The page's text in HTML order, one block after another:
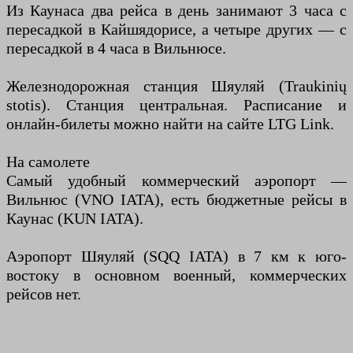
Из Каунаса два рейса в день занимают 3 часа с
пересадкой в Кайшядорисе, а четыре других — с
пересадкой в 4 часа в Вильнюсе.
Железнодорожная станция Шяуляй (Traukinių
stotis). Станция центральная. Расписание и
онлайн-билеты можно найти на сайте LTG Link.
На самолете
Самый удобный коммерческий аэропорт —
Вильнюс (VNO IATA), есть бюджетные рейсы в
Каунас (KUN IATA).
Аэропорт Шяуляй (SQQ IATA) в 7 км к юго-
востоку в основном военный, коммерческих
рейсов нет.